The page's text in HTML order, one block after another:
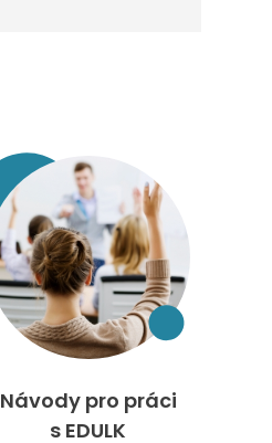
Návody pro práci
s EDULK